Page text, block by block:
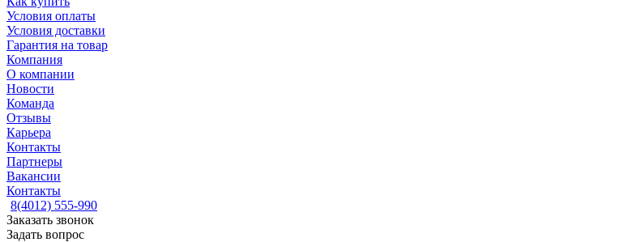
Условия оплаты
Условия доставки
Гарантия на товар
Компания
О компании
Новости
Команда
Отзывы
Карьера
Контакты
Партнеры
Вакансии
Контакты
8(4012) 555-990
Заказать звонок
Задать вопрос